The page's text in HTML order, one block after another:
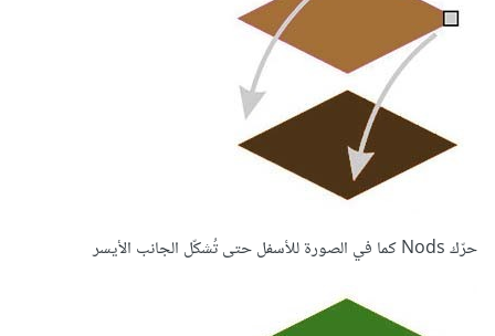
حرّك Nods كما في الصورة للأسفل حتى تُشكّل الجانب الأيسر